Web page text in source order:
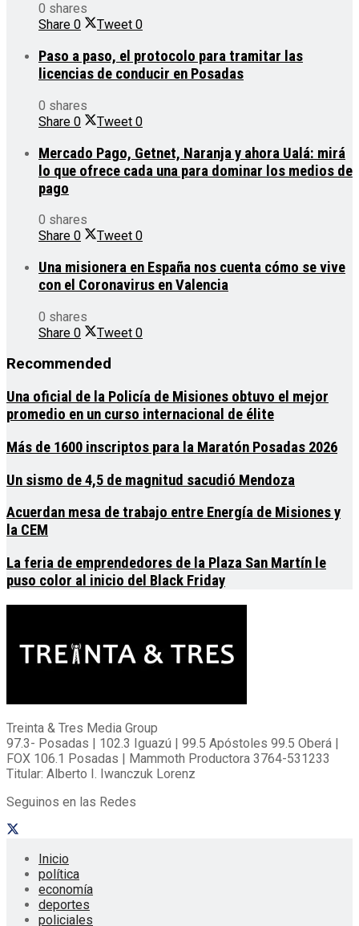
0 shares
Share 0 Tweet 0
Paso a paso, el protocolo para tramitar las
licencias de conducir en Posadas
0 shares
Share 0 Tweet 0
Mercado Pago, Getnet, Naranja y ahora Ualá: mirá
lo que ofrece cada una para dominar los medios de
pago
0 shares
Share 0 Tweet 0
Una misionera en España nos cuenta cómo se vive
con el Coronavirus en Valencia
0 shares
Share 0 Tweet 0
Recommended
Una oficial de la Policía de Misiones obtuvo el mejor
promedio en un curso internacional de élite
Más de 1600 inscriptos para la Maratón Posadas 2026
Un sismo de 4,5 de magnitud sacudió Mendoza
Acuerdan mesa de trabajo entre Energía de Misiones y
la CEM
La feria de emprendedores de la Plaza San Martín le
puso color al inicio del Black Friday
Treinta & Tres Media Group
97.3- Posadas | 102.3 Iguazú | 99.5 Apóstoles 99.5 Oberá |
FOX 106.1 Posadas | Mammoth Productora 3764-531233
Titular: Alberto I. Iwanczuk Lorenz
Seguinos en las Redes
Inicio
política
economía
deportes
policiales